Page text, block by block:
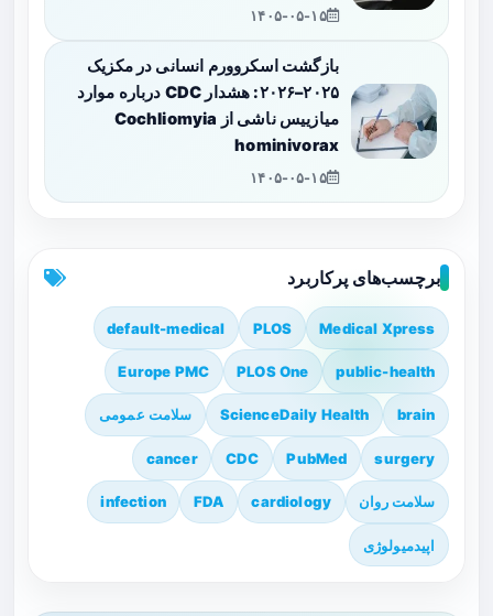
۱۴۰۵-۰۵-۱۵
بازگشت اسکروورم انسانی در مکزیک
۲۰۲۵–۲۰۲۶: هشدار CDC درباره موارد
میازییس ناشی از Cochliomyia
hominivorax
۱۴۰۵-۰۵-۱۵
برچسب‌های پرکاربرد
Medical Xpress
PLOS
default-medical
public-health
PLOS One
Europe PMC
brain
ScienceDaily Health سلامت عمومی
surgery
PubMed
CDC
cancer
سلامت روان cardiology
FDA
infection
اپیدمیولوژی